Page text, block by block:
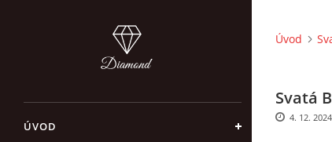
ÚVOD
Úvod
Svatá
4. 12. 2024